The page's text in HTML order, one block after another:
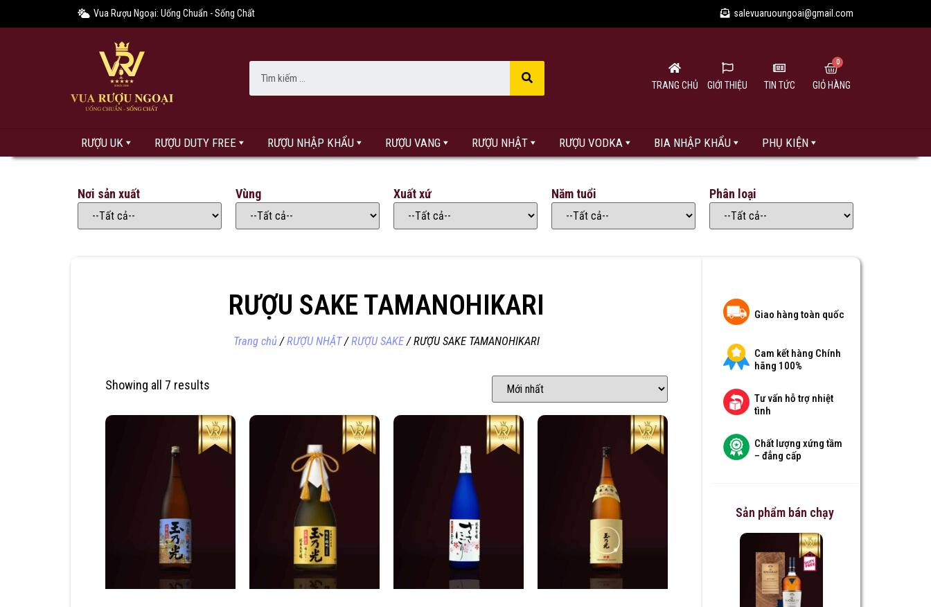
Vua Rượu Ngoại: Uống Chuẩn - Sống Chất salevuaruoungoai@gmail.com
TRANG CHỦ GIỚI THIỆU TIN TỨC GIỎ HÀNG
RƯỢU UK RƯỢU DUTY FREE RƯỢU NHẬP KHẨU RƯỢU VANG RƯỢU NHẬT RƯỢU VODKA BIA NHẬP KHẨU PHỤ KIỆN
Nơi sản xuất Vùng Xuất xứ Năm tuổi Phân loại
RƯỢU SAKE TAMANOHIKARI
Trang chủ/RƯỢU NHẬT/RƯỢU SAKE/ RƯỢU SAKE TAMANOHIKARI
Showing all 7 results
Giao hàng toàn quốc
Cam kết hàng Chính
hãng 100%
Tư vấn hỗ trợ nhiệt
tình
Chất lượng xứng tầm
– đẳng cấp
Sản phẩm bán chạy